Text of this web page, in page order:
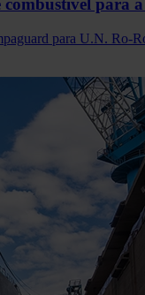
para
para U.N. Ro-